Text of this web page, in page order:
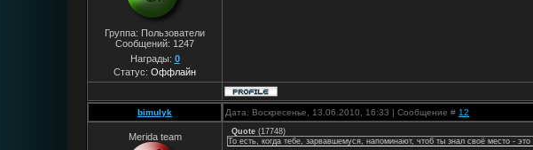
Группа: Пользователи
Сообщений: 1247
Награды: 0
Статус: Оффлайн
bimulyk Дата: Воскресенье, 13.06.2010, 16:33 | Сообщение # 12
Merida team Quote (17748)
То есть, когда тебе, зарвавшемуся, напоминают, чтоб ты знал своё место - это